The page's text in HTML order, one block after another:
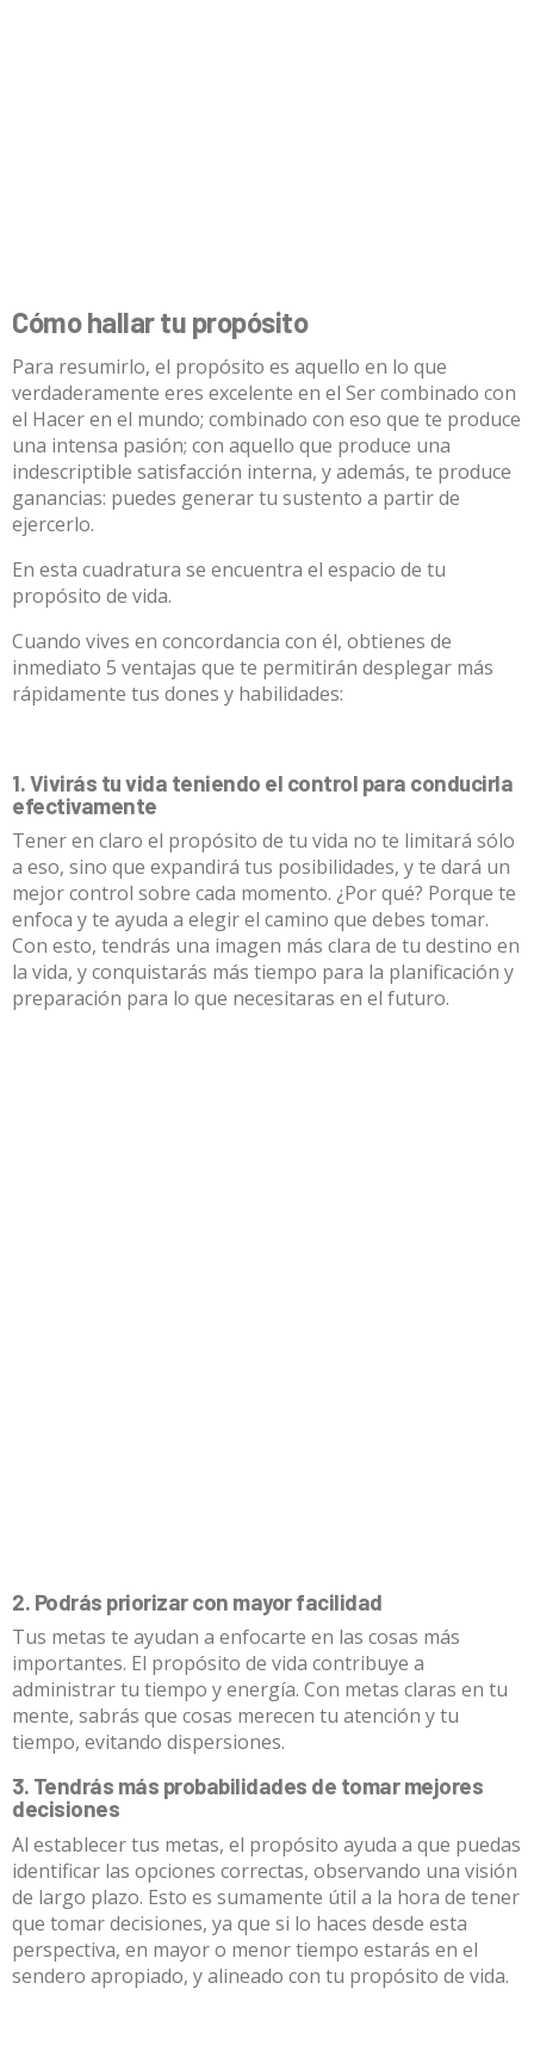
Cómo hallar tu propósito
Para resumirlo, el propósito es aquello en lo que
verdaderamente eres excelente en el Ser combinado con
el Hacer en el mundo; combinado con eso que te produce
una intensa pasión; con aquello que produce una
indescriptible satisfacción interna, y además, te produce
ganancias: puedes generar tu sustento a partir de
ejercerlo.
En esta cuadratura se encuentra el espacio de tu
propósito de vida.
Cuando vives en concordancia con él, obtienes de
inmediato 5 ventajas que te permitirán desplegar más
rápidamente tus dones y habilidades:
1. Vivirás tu vida teniendo el control para conducirla
efectivamente
Tener en claro el propósito de tu vida no te limitará sólo
a eso, sino que expandirá tus posibilidades, y te dará un
mejor control sobre cada momento. ¿Por qué? Porque te
enfoca y te ayuda a elegir el camino que debes tomar.
Con esto, tendrás una imagen más clara de tu destino en
la vida, y conquistarás más tiempo para la planificación y
preparación para lo que necesitaras en el futuro.
2. Podrás priorizar con mayor facilidad
Tus metas te ayudan a enfocarte en las cosas más
importantes. El propósito de vida contribuye a
administrar tu tiempo y energía. Con metas claras en tu
mente, sabrás que cosas merecen tu atención y tu
tiempo, evitando dispersiones.
3. Tendrás más probabilidades de tomar mejores
decisiones
Al establecer tus metas, el propósito ayuda a que puedas
identificar las opciones correctas, observando una visión
de largo plazo. Esto es sumamente útil a la hora de tener
que tomar decisiones, ya que si lo haces desde esta
perspectiva, en mayor o menor tiempo estarás en el
sendero apropiado, y alineado con tu propósito de vida.